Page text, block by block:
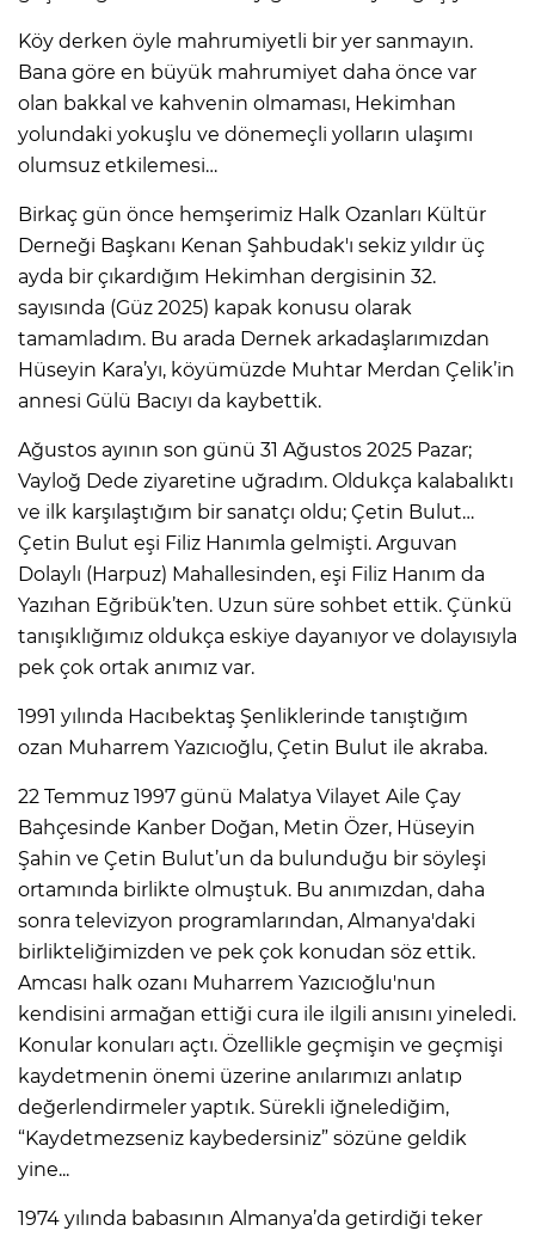
Köy derken öyle mahrumiyetli bir yer sanmayın.
Bana göre en büyük mahrumiyet daha önce var
olan bakkal ve kahvenin olmaması, Hekimhan
yolundaki yokuşlu ve dönemeçli yolların ulaşımı
olumsuz etkilemesi…
Birkaç gün önce hemşerimiz Halk Ozanları Kültür
Derneği Başkanı Kenan Şahbudak'ı sekiz yıldır üç
ayda bir çıkardığım Hekimhan dergisinin 32.
sayısında (Güz 2025) kapak konusu olarak
tamamladım. Bu arada Dernek arkadaşlarımızdan
Hüseyin Kara’yı, köyümüzde Muhtar Merdan Çelik’in
annesi Gülü Bacıyı da kaybettik.
Ağustos ayının son günü 31 Ağustos 2025 Pazar;
Vayloğ Dede ziyaretine uğradım. Oldukça kalabalıktı
ve ilk karşılaştığım bir sanatçı oldu; Çetin Bulut…
Çetin Bulut eşi Filiz Hanımla gelmişti. Arguvan
Dolaylı (Harpuz) Mahallesinden, eşi Filiz Hanım da
Yazıhan Eğribük’ten. Uzun süre sohbet ettik. Çünkü
tanışıklığımız oldukça eskiye dayanıyor ve dolayısıyla
pek çok ortak anımız var.
1991 yılında Hacıbektaş Şenliklerinde tanıştığım
ozan Muharrem Yazıcıoğlu, Çetin Bulut ile akraba.
22 Temmuz 1997 günü Malatya Vilayet Aile Çay
Bahçesinde Kanber Doğan, Metin Özer, Hüseyin
Şahin ve Çetin Bulut’un da bulunduğu bir söyleşi
ortamında birlikte olmuştuk. Bu anımızdan, daha
sonra televizyon programlarından, Almanya'daki
birlikteliğimizden ve pek çok konudan söz ettik.
Amcası halk ozanı Muharrem Yazıcıoğlu'nun
kendisini armağan ettiği cura ile ilgili anısını yineledi.
Konular konuları açtı. Özellikle geçmişin ve geçmişi
kaydetmenin önemi üzerine anılarımızı anlatıp
değerlendirmeler yaptık. Sürekli iğnelediğim,
“Kaydetmezseniz kaybedersiniz” sözüne geldik
yine...
1974 yılında babasının Almanya’da getirdiği teker